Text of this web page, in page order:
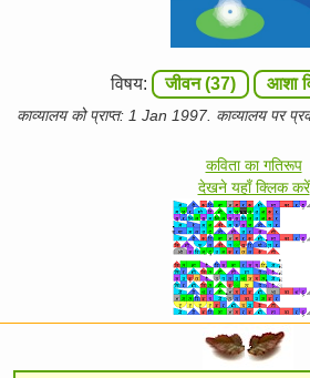
विषय: जीवन (37) आशा
काव्यालय को प्राप्त: 1 Jan 1997. काव्यालय पर
कविता का गतिरूप
देखने यहाँ क्लिक करें